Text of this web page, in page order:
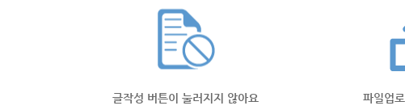
글작성 버튼이 눌러지지 않아요 파일업